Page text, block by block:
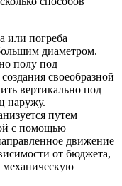
или погреба
диаметром.
полу под
своеобразной
вертикально под
наружу.
путем
с помощью
движение
от бюджета,
механическую